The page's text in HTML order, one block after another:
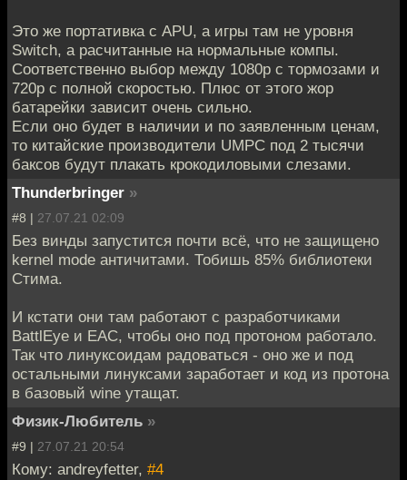
Это же портативка с APU, а игры там не уровня
Switch, а расчитанные на нормальные компы.
Соответственно выбор между 1080p с тормозами и
720p с полной скоростью. Плюс от этого жор
батарейки зависит очень сильно.
Если оно будет в наличии и по заявленным ценам,
то китайские производители UMPC под 2 тысячи
баксов будут плакать крокодиловыми слезами.
Thunderbringer »
#8 | 27.07.21 02:09
Без винды запустится почти всё, что не защищено
kernel mode античитами. Тобишь 85% библиотеки
Стима.
И кстати они там работают с разработчиками
BattlEye и EAC, чтобы оно под протоном работало.
Так что линуксоидам радоваться - оно же и под
остальными линуксами заработает и код из протона
в базовый wine утащат.
Физик-Любитель »
#9 | 27.07.21 20:54
Кому: andreyfetter, #4